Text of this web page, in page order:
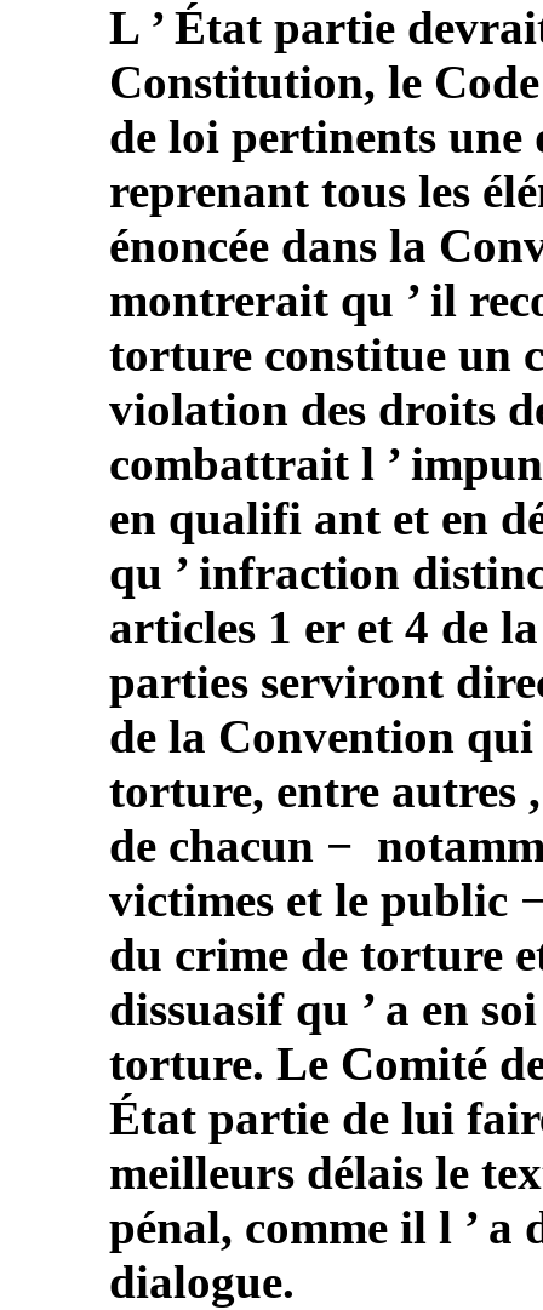
L ’ État partie
Constitution, le
de loi pertinents
reprenant tous les
énoncée dans la
montrerait qu ’ il
torture constitue un
violation des droits
combattrait l ’
en qualifi ant et en
qu ’ infraction
articles 1 er et 4 de
parties serviront
de la Convention
torture, entre autres
de chacun −
victimes et le public
du crime de torture
dissuasif qu ’ a en
torture. Le Comité
État partie de lui
meilleurs délais le
pénal, comme il l ’ a
dialogue.